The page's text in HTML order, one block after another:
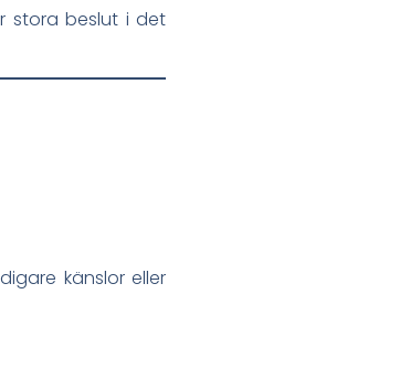
stora beslut i det
känslor eller